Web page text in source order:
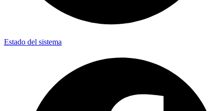
Estado del sistema